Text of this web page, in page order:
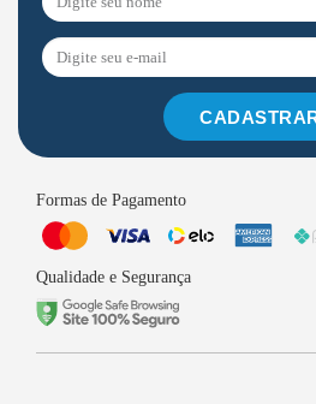
Formas de Pagamento
Qualidade e Segurança